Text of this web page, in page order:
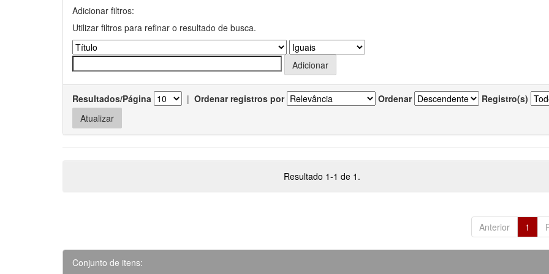
Adicionar filtros:
Utilizar filtros para refinar o resultado de busca.
Resultados/Página | Ordenar registros por Ordenar Registro(s)
Resultado 1-1 de 1.
Anterior 1
Conjunto de itens: